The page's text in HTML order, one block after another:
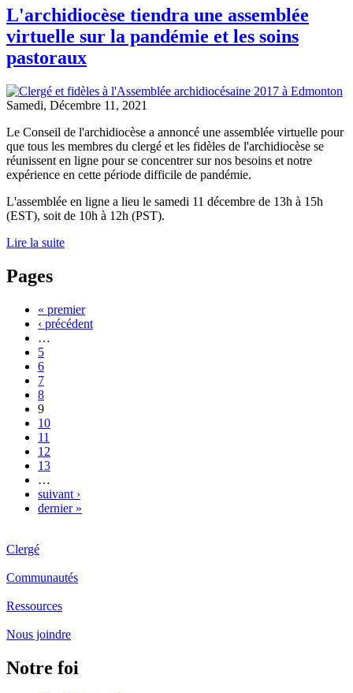
L'archidiocèse tiendra une assemblée
virtuelle sur la pandémie et les soins
pastoraux
Samedi, Décembre 11, 2021
Le Conseil de l'archidiocèse a annoncé une assemblée virtuelle pour
que tous les membres du clergé et les fidèles de l'archidiocèse se
réunissent en ligne pour se concentrer sur nos besoins et notre
expérience en cette période difficile de pandémie.
L'assemblée en ligne a lieu le samedi 11 décembre de 13h à 15h
(EST), soit de 10h à 12h (PST).
Lire la suite
Pages
« premier
‹ précédent
…
5
6
7
8
9
10
11
12
13
…
suivant ›
dernier »
Clergé
Communautés
Ressources
Nous joindre
Notre foi